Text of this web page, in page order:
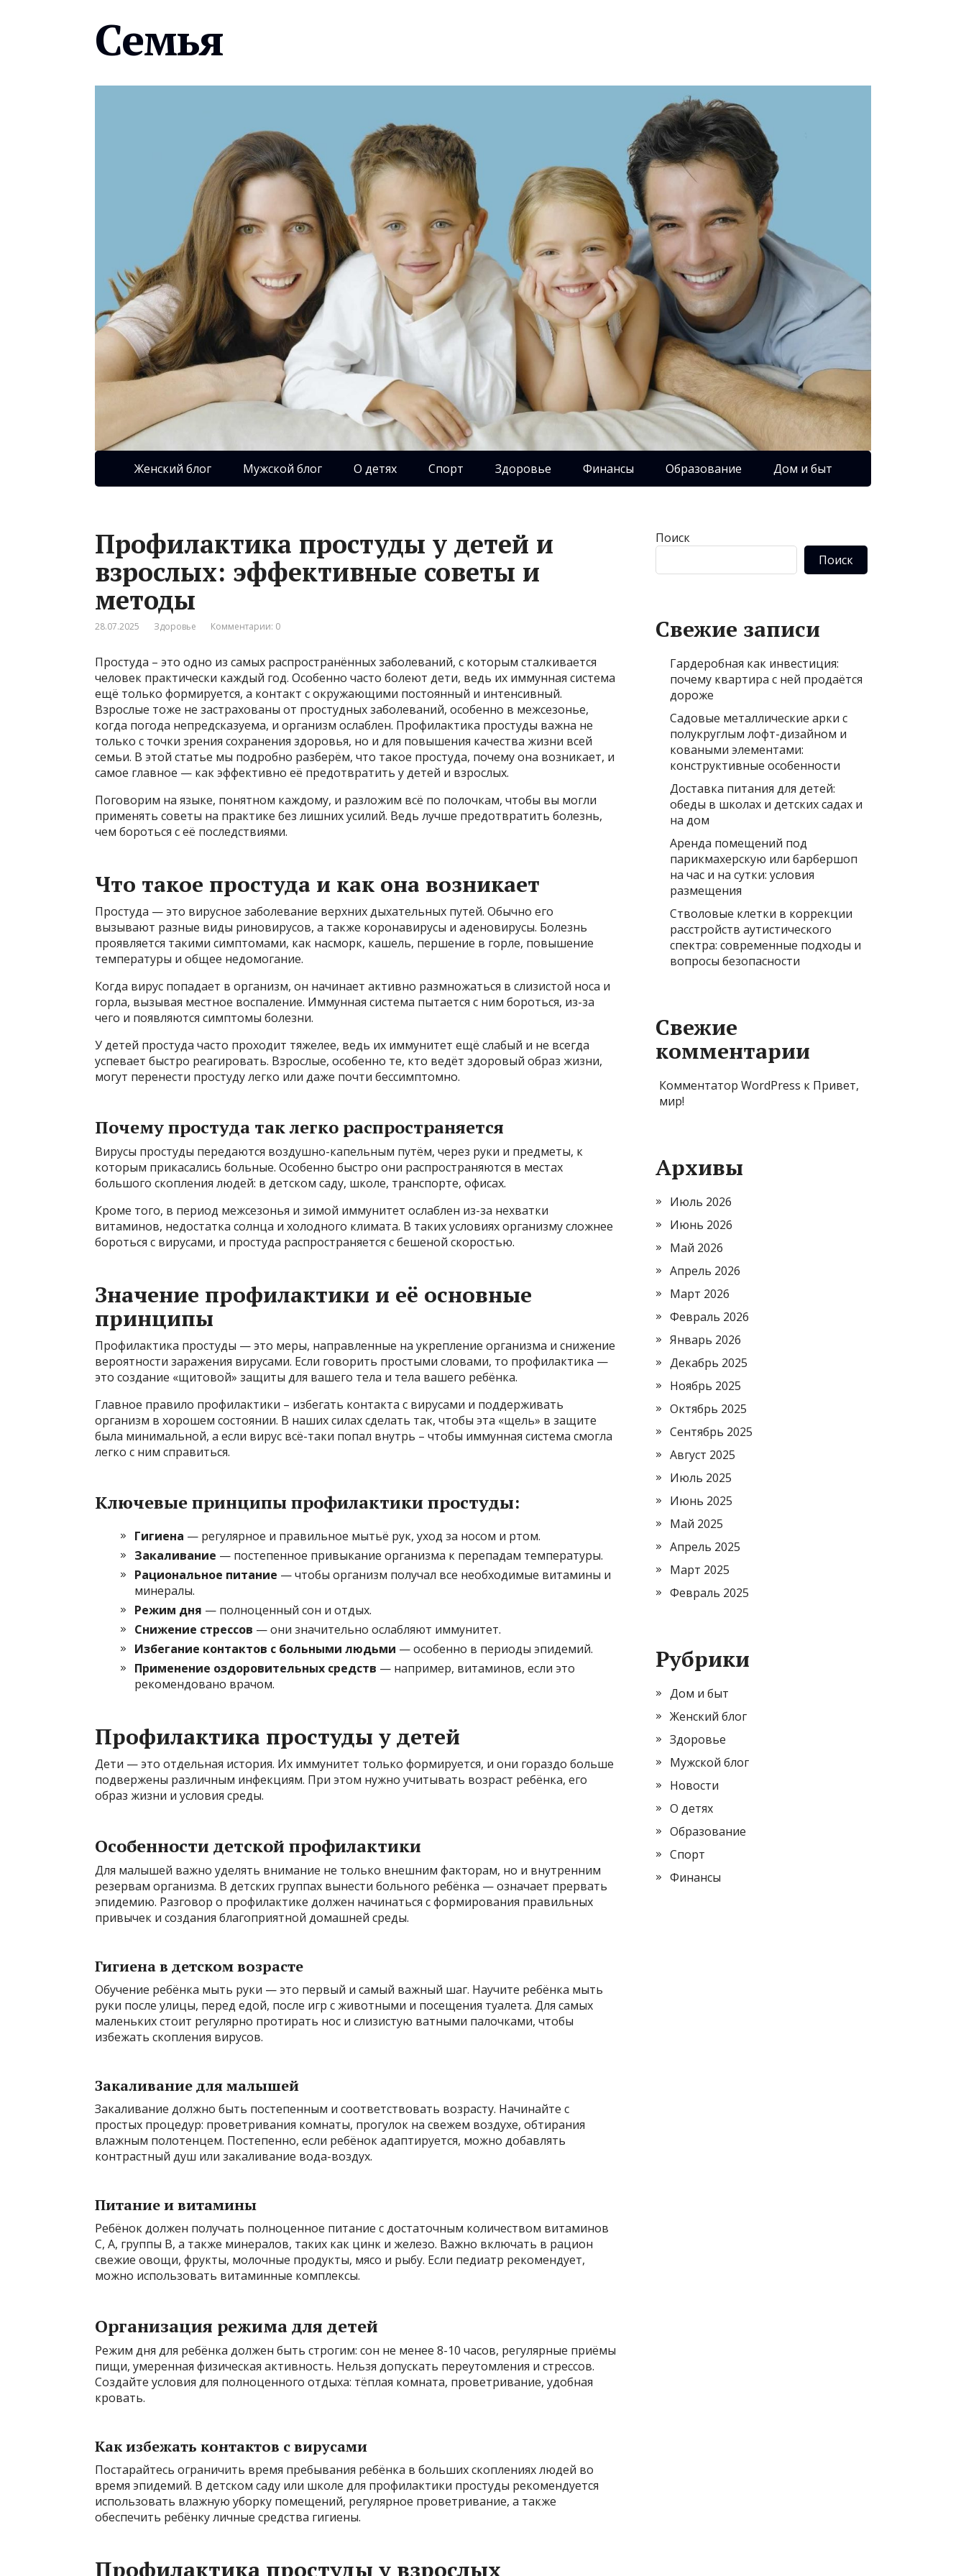
Семья
Женский блог Мужской блог О детях Спорт Здоровье Финансы Образование Дом и быт
Профилактика простуды у детей и
взрослых: эффективные советы и
методы
28.07.2025 Здоровье Комментарии: 0
Простуда – это одно из самых распространённых заболеваний, с которым сталкивается
человек практически каждый год. Особенно часто болеют дети, ведь их иммунная система
ещё только формируется, а контакт с окружающими постоянный и интенсивный.
Взрослые тоже не застрахованы от простудных заболеваний, особенно в межсезонье,
когда погода непредсказуема, и организм ослаблен. Профилактика простуды важна не
только с точки зрения сохранения здоровья, но и для повышения качества жизни всей
семьи. В этой статье мы подробно разберём, что такое простуда, почему она возникает, и
самое главное — как эффективно её предотвратить у детей и взрослых.
Поговорим на языке, понятном каждому, и разложим всё по полочкам, чтобы вы могли
применять советы на практике без лишних усилий. Ведь лучше предотвратить болезнь,
чем бороться с её последствиями.
Что такое простуда и как она возникает
Простуда — это вирусное заболевание верхних дыхательных путей. Обычно его
вызывают разные виды риновирусов, а также коронавирусы и аденовирусы. Болезнь
проявляется такими симптомами, как насморк, кашель, першение в горле, повышение
температуры и общее недомогание.
Когда вирус попадает в организм, он начинает активно размножаться в слизистой носа и
горла, вызывая местное воспаление. Иммунная система пытается с ним бороться, из-за
чего и появляются симптомы болезни.
У детей простуда часто проходит тяжелее, ведь их иммунитет ещё слабый и не всегда
успевает быстро реагировать. Взрослые, особенно те, кто ведёт здоровый образ жизни,
могут перенести простуду легко или даже почти бессимптомно.
Почему простуда так легко распространяется
Вирусы простуды передаются воздушно-капельным путём, через руки и предметы, к
которым прикасались больные. Особенно быстро они распространяются в местах
большого скопления людей: в детском саду, школе, транспорте, офисах.
Кроме того, в период межсезонья и зимой иммунитет ослаблен из-за нехватки
витаминов, недостатка солнца и холодного климата. В таких условиях организму сложнее
бороться с вирусами, и простуда распространяется с бешеной скоростью.
Значение профилактики и её основные
принципы
Профилактика простуды — это меры, направленные на укрепление организма и снижение
вероятности заражения вирусами. Если говорить простыми словами, то профилактика —
это создание «щитовой» защиты для вашего тела и тела вашего ребёнка.
Главное правило профилактики – избегать контакта с вирусами и поддерживать
организм в хорошем состоянии. В наших силах сделать так, чтобы эта «щель» в защите
была минимальной, а если вирус всё-таки попал внутрь – чтобы иммунная система смогла
легко с ним справиться.
Ключевые принципы профилактики простуды:
Гигиена — регулярное и правильное мытьё рук, уход за носом и ртом.
Закаливание — постепенное привыкание организма к перепадам температуры.
Рациональное питание — чтобы организм получал все необходимые витамины и
минералы.
Режим дня — полноценный сон и отдых.
Снижение стрессов — они значительно ослабляют иммунитет.
Избегание контактов с больными людьми — особенно в периоды эпидемий.
Применение оздоровительных средств — например, витаминов, если это
рекомендовано врачом.
Профилактика простуды у детей
Дети — это отдельная история. Их иммунитет только формируется, и они гораздо больше
подвержены различным инфекциям. При этом нужно учитывать возраст ребёнка, его
образ жизни и условия среды.
Особенности детской профилактики
Для малышей важно уделять внимание не только внешним факторам, но и внутренним
резервам организма. В детских группах вынести больного ребёнка — означает прервать
эпидемию. Разговор о профилактике должен начинаться с формирования правильных
привычек и создания благоприятной домашней среды.
Гигиена в детском возрасте
Обучение ребёнка мыть руки — это первый и самый важный шаг. Научите ребёнка мыть
руки после улицы, перед едой, после игр с животными и посещения туалета. Для самых
маленьких стоит регулярно протирать нос и слизистую ватными палочками, чтобы
избежать скопления вирусов.
Закаливание для малышей
Закаливание должно быть постепенным и соответствовать возрасту. Начинайте с
простых процедур: проветривания комнаты, прогулок на свежем воздухе, обтирания
влажным полотенцем. Постепенно, если ребёнок адаптируется, можно добавлять
контрастный душ или закаливание вода-воздух.
Питание и витамины
Ребёнок должен получать полноценное питание с достаточным количеством витаминов
С, А, группы В, а также минералов, таких как цинк и железо. Важно включать в рацион
свежие овощи, фрукты, молочные продукты, мясо и рыбу. Если педиатр рекомендует,
можно использовать витаминные комплексы.
Организация режима для детей
Режим дня для ребёнка должен быть строгим: сон не менее 8-10 часов, регулярные приёмы
пищи, умеренная физическая активность. Нельзя допускать переутомления и стрессов.
Создайте условия для полноценного отдыха: тёплая комната, проветривание, удобная
кровать.
Как избежать контактов с вирусами
Постарайтесь ограничить время пребывания ребёнка в больших скоплениях людей во
время эпидемий. В детском саду или школе для профилактики простуды рекомендуется
использовать влажную уборку помещений, регулярное проветривание, а также
обеспечить ребёнку личные средства гигиены.
Профилактика простуды у взрослых
Поиск
Поиск
Свежие записи
Гардеробная как инвестиция:
почему квартира с ней продаётся
дороже
Садовые металлические арки с
полукруглым лофт-дизайном и
коваными элементами:
конструктивные особенности
Доставка питания для детей:
обеды в школах и детских садах и
на дом
Аренда помещений под
парикмахерскую или барбершоп
на час и на сутки: условия
размещения
Стволовые клетки в коррекции
расстройств аутистического
спектра: современные подходы и
вопросы безопасности
Свежие
комментарии
Комментатор WordPress к Привет,
мир!
Архивы
Июль 2026
Июнь 2026
Май 2026
Апрель 2026
Март 2026
Февраль 2026
Январь 2026
Декабрь 2025
Ноябрь 2025
Октябрь 2025
Сентябрь 2025
Август 2025
Июль 2025
Июнь 2025
Май 2025
Апрель 2025
Март 2025
Февраль 2025
Рубрики
Дом и быт
Женский блог
Здоровье
Мужской блог
Новости
О детях
Образование
Спорт
Финансы